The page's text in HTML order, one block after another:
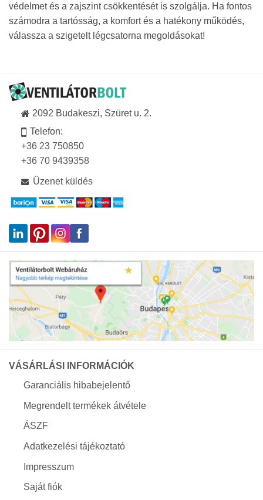
védelmet és a zajszint csökkentését is szolgálja. Ha fontos
számodra a tartósság, a komfort és a hatékony működés,
válassza a szigetelt légcsatorna megoldásokat!
2092 Budakeszi, Szüret u. 2.
Telefon:
+36 23 750850
+36 70 9439358
Üzenet küldés
VÁSÁRLÁSI INFORMÁCIÓK
Garanciális hibabejelentő
Megrendelt termékek átvétele
ÁSZF
Adatkezelési tájékoztató
Impresszum
Saját fiók